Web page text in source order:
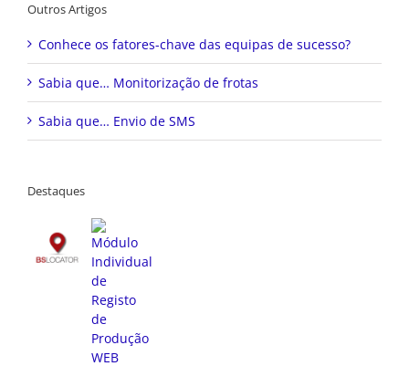
Outros Artigos
Conhece os fatores-chave das equipas de sucesso?
Sabia que… Monitorização de frotas
Sabia que… Envio de SMS
Destaques